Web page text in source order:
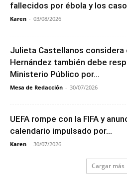
fallecidos por ébola y los
Karen - 03/08/2026
Julieta Castellanos considera
Hernández también debe
Ministerio Público por...
Mesa de Redacción - 30/07/2026
UEFA rompe con la FIFA y
calendario impulsado por...
Karen - 30/07/2026
Cargar más